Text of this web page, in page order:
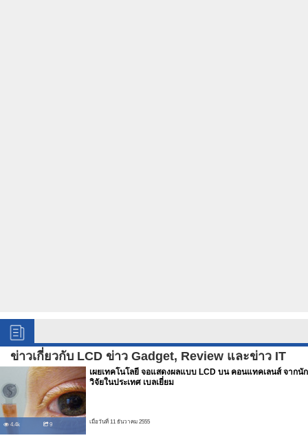
ข่าวเกี่ยวกับ LCD ข่าว Gadget, Review และข่าว IT
4.4k 9
เผยเทคโนโลยี จอแสดงผลแบบ LCD บน คอนแทคเลนส์ จากนัก
วิจัยในประเทศ เบลเยี่ยม
เมื่อวันที่ 11 ธันวาคม 2555